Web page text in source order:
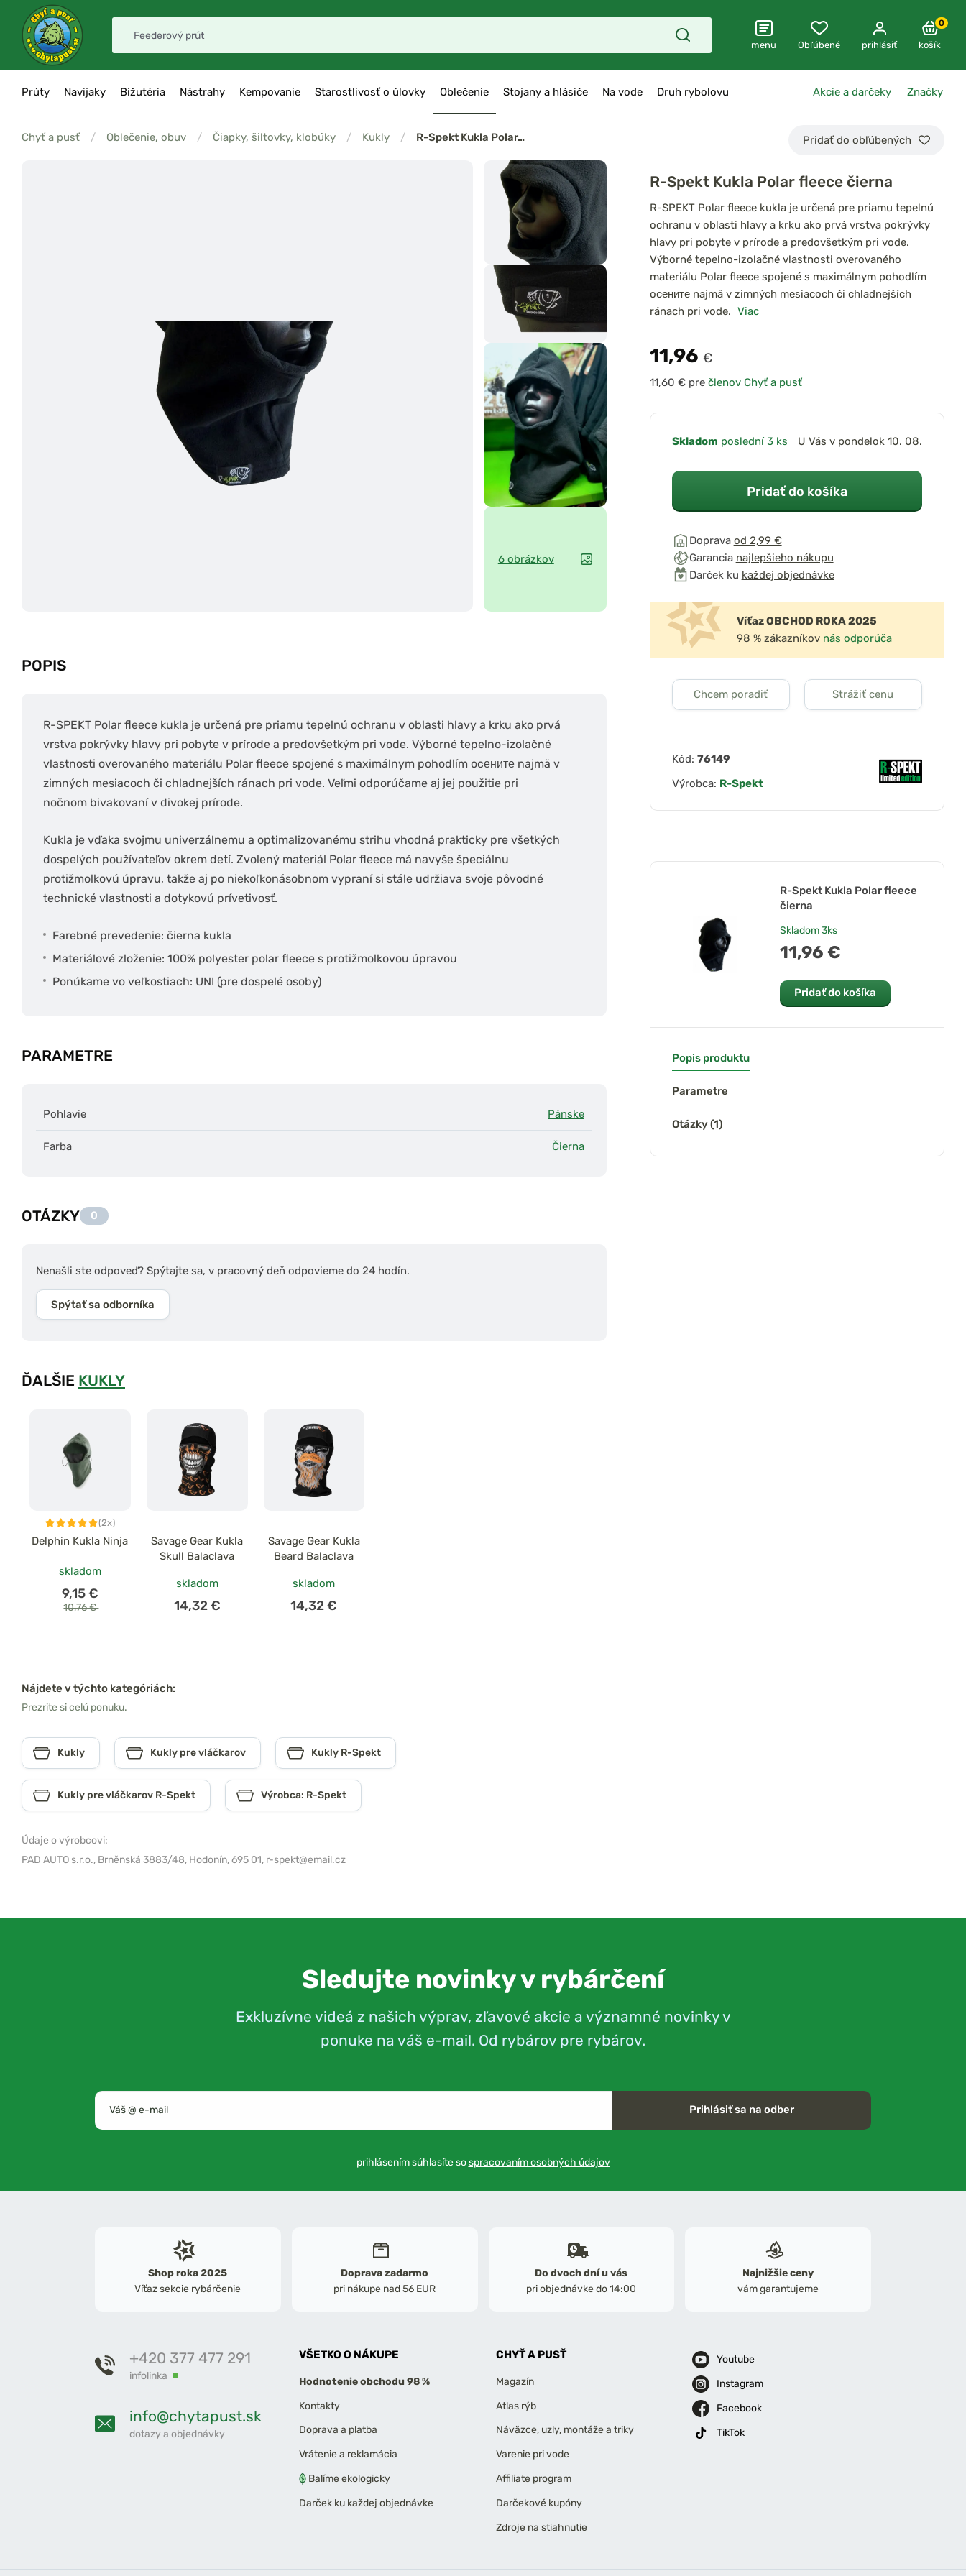
menu Obľúbené prihlásiť
0
košík
Prúty Navijaky Bižutéria Nástrahy Kempovanie Starostlivosť o úlovky Oblečenie Stojany a hlásiče Na vode Druh rybolovu Akcie a darčeky Značky
Chyť a pusť / Oblečenie, obuv / Čiapky, šiltovky, klobúky / Kukly / R-Spekt Kukla Polar… Pridať do obľúbených
6 obrázkov
POPIS
R-SPEKT Polar fleece kukla je určená pre priamu tepelnú ochranu v oblasti hlavy a krku ako prvá
vrstva pokrývky hlavy pri pobyte v prírode a predovšetkým pri vode. Výborné tepelno-izolačné
vlastnosti overovaného materiálu Polar fleece spojené s maximálnym pohodlím ocените najmä v
zimných mesiacoch či chladnejších ránach pri vode. Veľmi odporúčame aj jej použitie pri
nočnom bivakovaní v divokej prírode.
Kukla je vďaka svojmu univerzálnemu a optimalizovanému strihu vhodná prakticky pre všetkých
dospelých používateľov okrem detí. Zvolený materiál Polar fleece má navyše špeciálnu
protižmolkovú úpravu, takže aj po niekoľkonásobnom vypraní si stále udržiava svoje pôvodné
technické vlastnosti a dotykovú prívetivosť.
Farebné prevedenie: čierna kukla
Materiálové zloženie: 100% polyester polar fleece s protižmolkovou úpravou
Ponúkame vo veľkostiach: UNI (pre dospelé osoby)
PARAMETRE
Pohlavie Pánske
Farba Čierna
OTÁZKY 0
Nenašli ste odpoveď? Spýtajte sa, v pracovný deň odpovieme do 24 hodín.
Spýtať sa odborníka
ĎALŠIE KUKLY
(2x)
Delphin Kukla Ninja
skladom
9,15 €
10,76 €
Savage Gear Kukla
Skull Balaclava
skladom
14,32 €
Savage Gear Kukla
Beard Balaclava
skladom
14,32 €
Nájdete v týchto kategóriách:
Prezrite si celú ponuku.
Kukly Kukly pre vláčkarov Kukly R-Spekt
Kukly pre vláčkarov R-Spekt Výrobca: R-Spekt
Údaje o výrobcovi:
PAD AUTO s.r.o., Brněnská 3883/48, Hodonín, 695 01, r-spekt@email.cz
R-Spekt Kukla Polar fleece čierna
R-SPEKT Polar fleece kukla je určená pre priamu tepelnú
ochranu v oblasti hlavy a krku ako prvá vrstva pokrývky
hlavy pri pobyte v prírode a predovšetkým pri vode.
Výborné tepelno-izolačné vlastnosti overovaného
materiálu Polar fleece spojené s maximálnym pohodlím
ocените najmä v zimných mesiacoch či chladnejších
ránach pri vode. Viac
11,96 €
pre členov Chyť a pusť
Skladom poslední 3 ks U Vás v pondelok 10. 08.
Pridať do košíka
Doprava od 2,99 €
Garancia najlepšieho nákupu
Darček ku každej objednávke
Víťaz OBCHOD ROKA 2025
98 % zákazníkov nás odporúča
Chcem poradiť Strážiť cenu
Kód: 76149
Výrobca: R-Spekt
R-Spekt Kukla Polar fleece
čierna
Skladom3ks
11,96 €
Pridať do košíka
Popis produktu
Parametre
Otázky (1)
Sledujte novinky v rybárčení
Exkluzívne videá z našich výprav, zľavové akcie a významné novinky v
ponuke na váš e-mail. Od rybárov pre rybárov.
Prihlásiť sa na odber
prihlásením súhlasíte sospracovaním osobných údajov
Shop roka 2025
Víťaz sekcie rybárčenie
Doprava zadarmo
pri nákupe nad 56 EUR
Do dvoch dní u vás
pri objednávke do 14:00
Najnižšie ceny
vám garantujeme
+420 377 477 291
infolinka
info@chytapust.sk
dotazy a objednávky
VŠETKO O NÁKUPE
Hodnotenie obchodu 98 %
Kontakty
Doprava a platba
Vrátenie a reklamácia
Balíme ekologicky
Darček ku každej objednávke
CHYŤ A PUSŤ
Magazín
Atlas rýb
Náväzce, uzly, montáže a triky
Varenie pri vode
Affiliate program
Darčekové kupóny
Zdroje na stiahnutie
Youtube
Instagram
Facebook
TikTok